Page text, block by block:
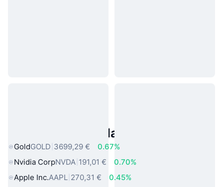
Asset reali popolari
GoldGOLD 3699,29 €
0.67%
Nvidia CorpNVDA 191,01 €
0.70%
Apple Inc.AAPL 270,31 €
0.45%